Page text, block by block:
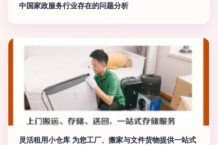
中国家政服务行业存在的问题分析
灵活租用小仓库 为您工厂、搬家与文件货物提供一站式